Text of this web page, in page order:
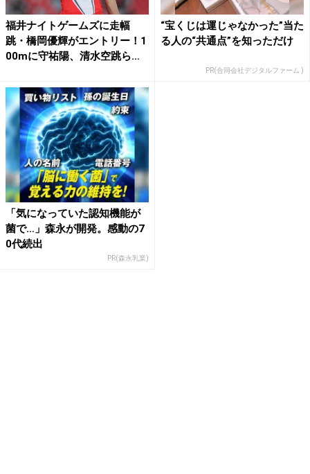
福井ナイトゲームズに走幅
跳・橋岡優輝がエントリー！1
00mに守祐陽、清水空跳ら
“宝くじは運じゃなかった”当た
る人の“共通点”を知っただけ
PR(合同会社デジタルファーム )
「気になっていた認知機能が
菌で…」森永が開発。感動の7
0代続出
PR(森永乳業)